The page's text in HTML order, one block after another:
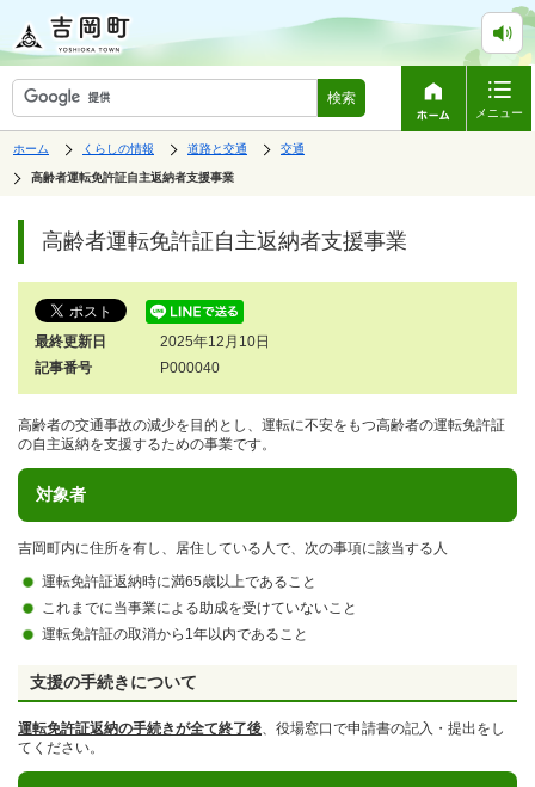
検索
メニュー
表
ペ
ジ
ホーム
中
の
くらしの情報
の
中
の
道路と交通
の
中
交通
の
高齢者運転免許証自主返納者支援事業
す。
ジ
の
す。
高齢者運転免許証自主返納者支援事業
最終更新日
2025年12月10日
記事番号
P000040
高齢者の交通事故の減少を目的とし、運転に不安をもつ高齢者の運転免許証
の自主返納を支援するための事業です。
対象者
吉岡町内に住所を有し、居住している人で、次の事項に該当する人
運転免許証返納時に満65歳以上であること
これまでに当事業による助成を受けていないこと
運転免許証の取消から1年以内であること
支援の手続きについて
運転免許証返納の手続きが全て終了後、役場窓口で申請書の記入・提出をし
てください。